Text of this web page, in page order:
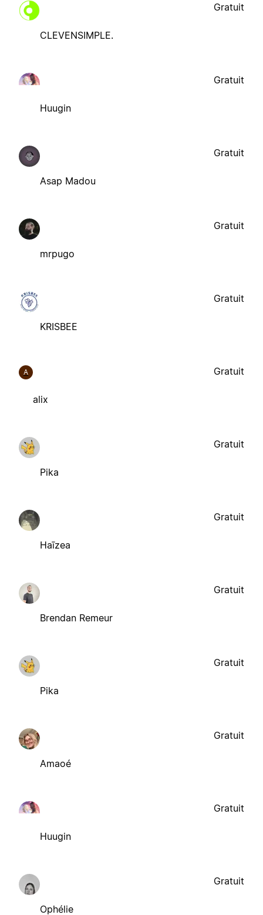
CLEVENSIMPLE.
Gratuit
Huugin
Gratuit
Asap Madou
Gratuit
mrpugo
Gratuit
KRISBEE
Gratuit
A
alix
Gratuit
Pika
Gratuit
Haīzea
Gratuit
Brendan Remeur
Gratuit
Pika
Gratuit
Amaoé
Gratuit
Huugin
Gratuit
Ophélie
Gratuit